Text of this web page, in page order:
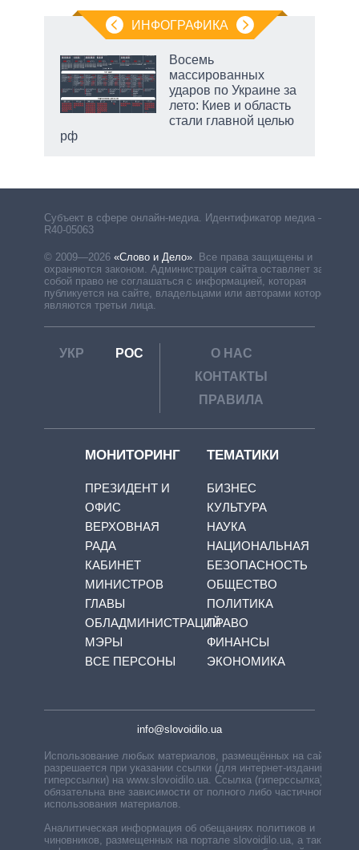
ИНФОГРАФИКА
Восемь
массированных
ударов по Украине за
лето: Киев и область
стали главной целью
рф
Субъект в сфере онлайн-медиа. Идентификатор медиа –
R40-05063
© 2009—2026 «Слово и Дело». Все права защищены и
охраняются законом. Администрация сайта оставляет за
собой право не соглашаться с информацией, которая
публикуется на сайте, владельцами или авторами которой
являются третьи лица.
УКР РОС
О НАС
КОНТАКТЫ
ПРАВИЛА
МОНИТОРИНГ
ПРЕЗИДЕНТ И
ОФИС
ВЕРХОВНАЯ
РАДА
КАБИНЕТ
МИНИСТРОВ
ГЛАВЫ
ОБЛАДМИНИСТРАЦИЙ
МЭРЫ
ВСЕ ПЕРСОНЫ
ТЕМАТИКИ
БИЗНЕС
КУЛЬТУРА
НАУКА
НАЦИОНАЛЬНАЯ
БЕЗОПАСНОСТЬ
ОБЩЕСТВО
ПОЛИТИКА
ПРАВО
ФИНАНСЫ
ЭКОНОМИКА
info@slovoidilo.ua
Использование любых материалов, размещённых на сайте,
разрешается при указании ссылки (для интернет-изданий —
гиперссылки) на www.slovoidilo.ua. Ссылка (гиперссылка)
обязательна вне зависимости от полного либо частичного
использования материалов.
Аналитическая информация об обещаниях политиков и
чиновников, размещенных на портале slovoidilo.ua, а также